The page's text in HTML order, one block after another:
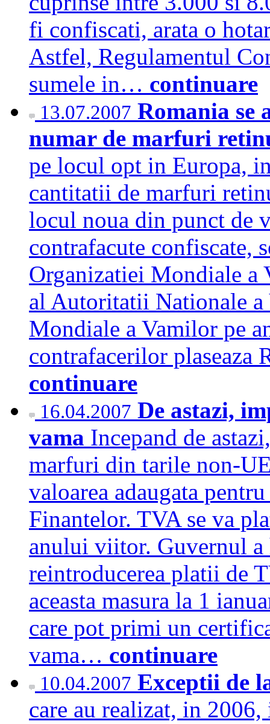
fi confiscati, arata o
Astfel, Regulamentul
sumele in… continuare
13.07.2007 Romania se
numar de marfuri
pe locul opt in Europa,
cantitatii de marfuri
locul noua din punct de
contrafacute confiscate,
Organizatiei Mondiale
al Autoritatii Nationale
Mondiale a Vamilor pe
contrafacerilor
continuare
16.04.2007 De astazi,
vama Incepand de
marfuri din tarile non-
valoarea adaugata
Finantelor. TVA se va
anului viitor. Guvernul
reintroducerea platii de
aceasta masura la 1
care pot primi un
vama… continuare
10.04.2007 Exceptii de
care au realizat, in